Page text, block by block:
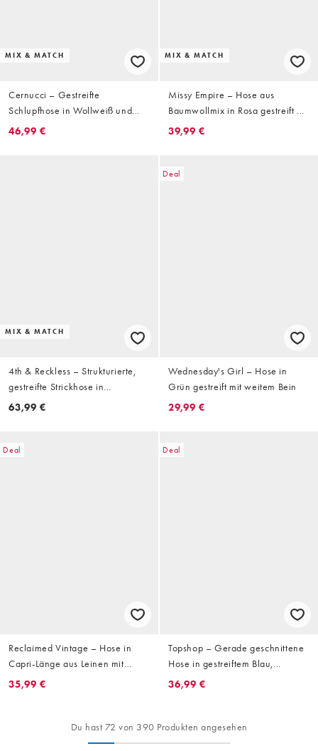
MIX & MATCH
Cernucci – Gestreifte
Schlupfhose in Wollweiß und
Braun mit weitem Bein, Kombiteil
46,99 €
MIX & MATCH
Missy Empire – Hose aus
Baumwollmix in Rosa gestreift mit
elastischem Bund und weitem
39,99 €
MIX & MATCH
4th & Reckless – Strukturierte,
gestreifte Strickhose in
Schokobraun und Cremeweiß
63,99 €
Deal
Wednesday's Girl – Hose in
Grün gestreift mit weitem Bein
29,99 €
Deal
Reclaimed Vintage – Hose in
Capri-Länge aus Leinen mit
Streifen
35,99 €
Deal
Topshop – Gerade geschnittene
Hose in gestreiftem Blau,
Kombiteil
36,99 €
Du hast 72 von 390 Produkten angesehen